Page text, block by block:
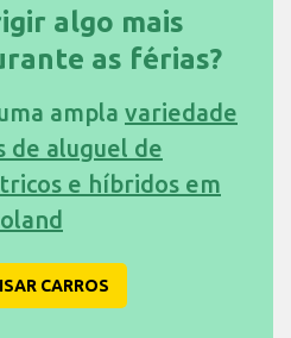
algo mais
as férias?
ampla variedade
de aluguel de
e híbridos em
CARROS